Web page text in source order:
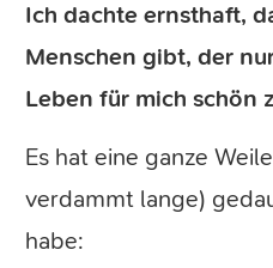
Ich dachte ernsthaft,
Menschen gibt, der
Leben für mich schön
Es hat eine ganze
verdammt lange)
habe: